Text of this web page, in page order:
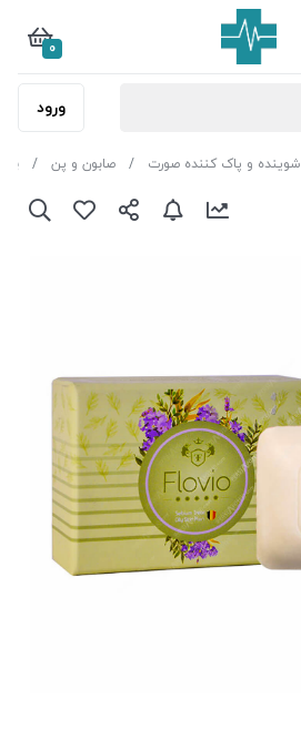
0
ورود
شوینده و پاک کننده صورت صابون و پن پن